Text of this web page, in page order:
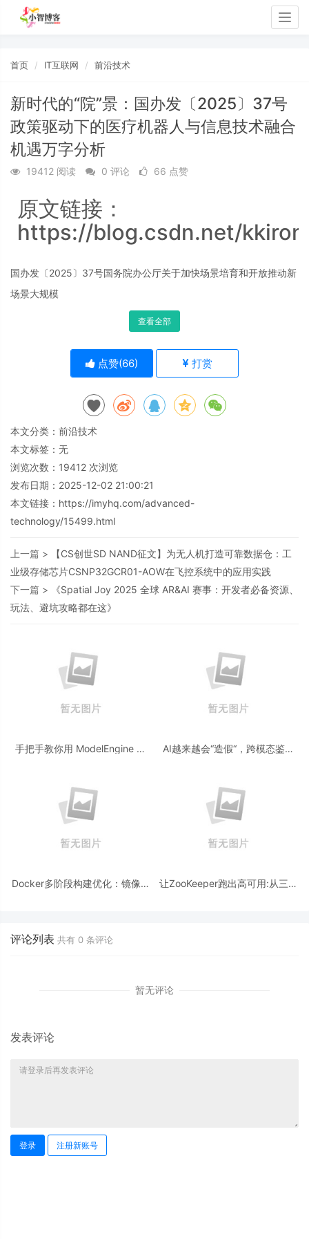
首页 IT互联网 前沿技术
新时代的“院”景：国办发〔2025〕37号
政策驱动下的医疗机器人与信息技术融合
机遇万字分析
19412 阅读 0 评论 66 点赞
原文链接：
https://blog.csdn.net/
国办发〔2025〕37号国务院办公厅关于加快场景培育和开放推动新
场景大规模
查看全部
点赞(66) 打赏
本文分类： 前沿技术
本文标签：无
浏览次数： 19412 次浏览
发布日期：2025-12-02 21:00:21
本文链接： https://imyhq.com/advanced-
technology/15499.html
上一篇 >
【CS创世SD NAND征文】为无人机打造可靠数据仓：工
业级存储芯片CSNP32GCR01-AOW在飞控系统中的应用实践
下一篇 >
《Spatial Joy 2025 全球 AR&AI 赛事：开发者必备资源、
玩法、避坑攻略都在这》
手把手教你用 ModelEngine 打
AI越来越会“造假“，跨模态鉴伪
Docker多阶段构建优化：镜像体
让ZooKeeper跑出高可用:从三节
评论列表 共有 0 条评论
暂无评论
发表评论
登录 注册新账号